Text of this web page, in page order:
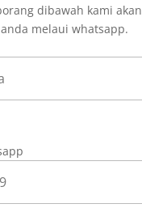
dibawah kami akan
melaui whatsapp.